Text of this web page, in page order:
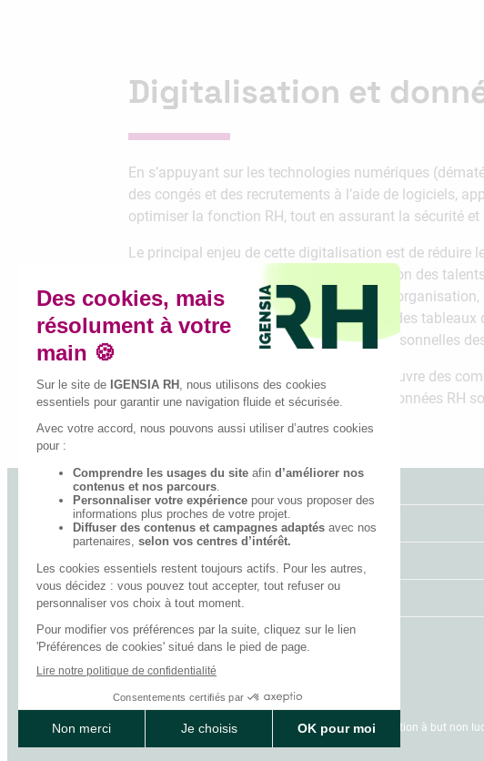
Digitalisation et
En s’appuyant sur les technologies numériques
des congés et des recrutements à l’aide de logiciels,
optimiser la fonction RH, tout en assurant la sécurité
Le principal enjeu de cette digitalisation est de réduire
plus d’énergie à la gestion et à la fidélisation des
cruciale pour suivre les performances de
éclairées. L’analyse des KPI et l’utilisation des
également à la protection des données personnelles
Vous souhaitez développer et mettre en œuvre des
Les métiers liés à la digitalisation et aux données RH
Articles IGENSIA RH
Tous nos articles
Les Top Métiers RH
Nos Top Formations RH
© 2026 IGENSIA RH, Établissement d’enseignement supérieur privé, Association à but non